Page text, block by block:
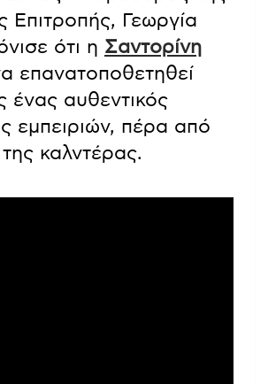
Επιτροπής, Γεωργία
ότι η Σαντορίνη
επανατοποθετηθεί
ένας αυθεντικός
εμπειριών, πέρα από
καλντέρας.